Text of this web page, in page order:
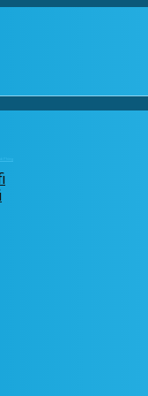
Phòng